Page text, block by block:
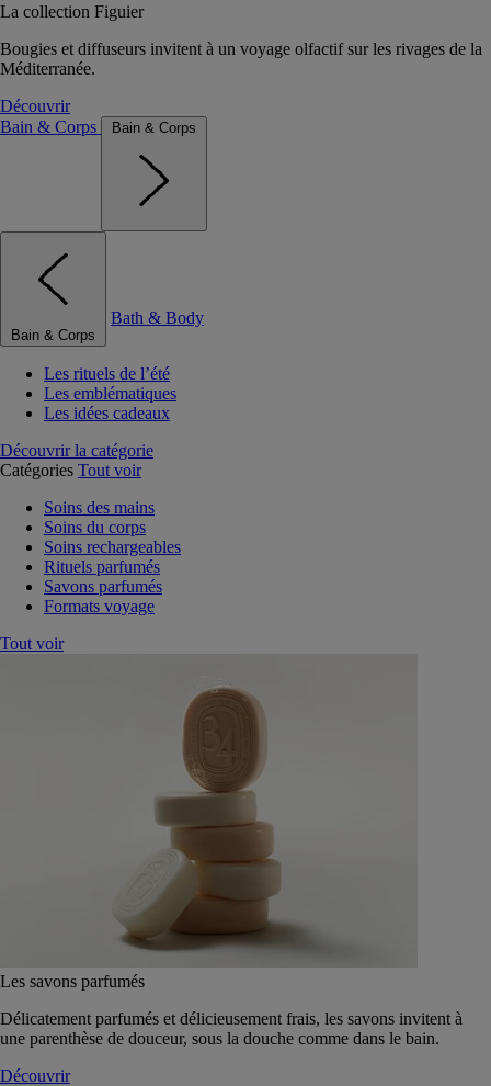
La collection Figuier
Bougies et diffuseurs invitent à un voyage olfactif sur les rivages de la
Méditerranée.
Découvrir
Bain & Corps
Bain & Corps
Bain & Corps
Bath & Body
Les rituels de l’été
Les emblématiques
Les idées cadeaux
Découvrir la catégorie
Catégories Tout voir
Soins des mains
Soins du corps
Soins rechargeables
Rituels parfumés
Savons parfumés
Formats voyage
Tout voir
Les savons parfumés
Délicatement parfumés et délicieusement frais, les savons invitent à
une parenthèse de douceur, sous la douche comme dans le bain.
Découvrir